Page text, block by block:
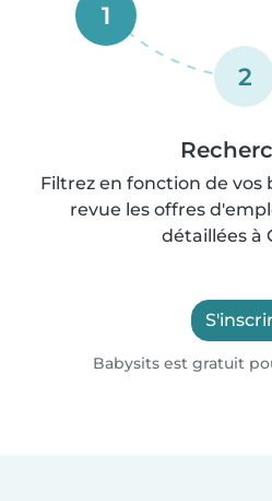
1
2
Filtrez en fonction de vos
revue les offres
détaillées à
Babysits est gratuit